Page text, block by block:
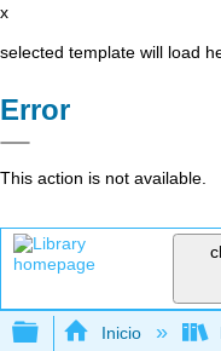
x
selected template will load
Error
This action is not available.
Expandir/
Inicio